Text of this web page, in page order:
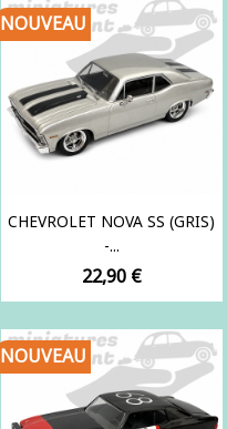
CHEVROLET NOVA SS (GRIS)
-...
Prix
22,90 €
NOUVEAU
NOUVEAU